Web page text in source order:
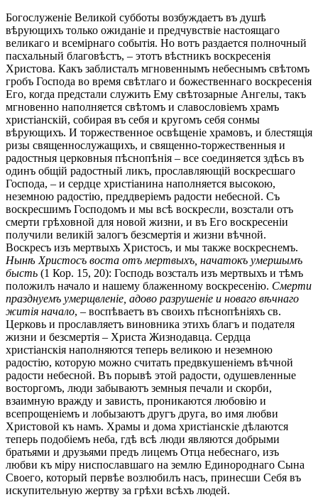
Богослуженіе Великой субботы возбуждаетъ въ душѣ
вѣрующихъ только ожиданіе и предчувствіе настоящаго
великаго и всемірнаго событія. Но вотъ раздается полночный
пасхальный благовѣстъ, – этотъ вѣстникъ воскресенія
Христова. Какъ заблисталъ мгновеннымъ небеснымъ свѣтомъ
гробъ Господа во время свѣтлаго и божественнаго воскресенія
Его, когда предстали служить Ему свѣтозарные Ангелы, такъ
мгновенно наполняется свѣтомъ и славословіемъ храмъ
христіанскій, собирая въ себя и кругомъ себя сонмы
вѣрующихъ. И торжественное освѣщеніе храмовъ, и блестящія
ризы священнослужащихъ, и священно-торжественныя и
радостныя церковныя пѣснопѣнія – все соединяется здѣсь въ
одинъ общій радостный ликъ, прославляющій воскресшаго
Господа, – и сердце христіанина наполняется высокою,
неземною радостію, преддверіемъ радости небесной. Съ
воскресшимъ Господомъ и мы всѣ воскресли, возстали отъ
смерти грѣховной для новой жизни, и въ Его воскресеніи
получили великій залогъ безсмертія и жизни вѣчной.
Воскресъ изъ мертвыхъ Христосъ, и мы также воскреснемъ.
Нынѣ Христосъ воста отъ мертвыхъ, начатокъ умершымъ
бысть (1 Кор. 15, 20): Господь возсталъ изъ мертвыхъ и тѣмъ
положилъ начало и нашему блаженному воскресенію. Смерти
празднуемъ умерщвленіе, адово разрушеніе и новаго вѣчнаго
житія начало, – воспѣваетъ въ своихъ пѣснопѣніяхъ св.
Церковь и прославляетъ виновника этихъ благъ и подателя
жизни и безсмертія – Христа Жизнодавца. Сердца
христіанскія наполняются теперь великою и неземною
радостію, которую можно считать предвкушеніемъ вѣчной
радости небесной. Въ порывѣ этой радости, одушевленные
восторгомъ, люди забываютъ земныя печали и скорби,
взаимную вражду и зависть, проникаются любовію и
всепрощеніемъ и лобызаютъ другъ друга, во имя любви
Христовой къ намъ. Храмы и дома христіанскіе дѣлаются
теперь подобіемъ неба, гдѣ всѣ люди являются добрыми
братьями и друзьями предъ лицемъ Отца небеснаго, изъ
любви къ міру ниспославшаго на землю Единороднаго Сына
Своего, который первѣе возлюбилъ насъ, принесши Себя въ
искупительную жертву за грѣхи всѣхъ людей.